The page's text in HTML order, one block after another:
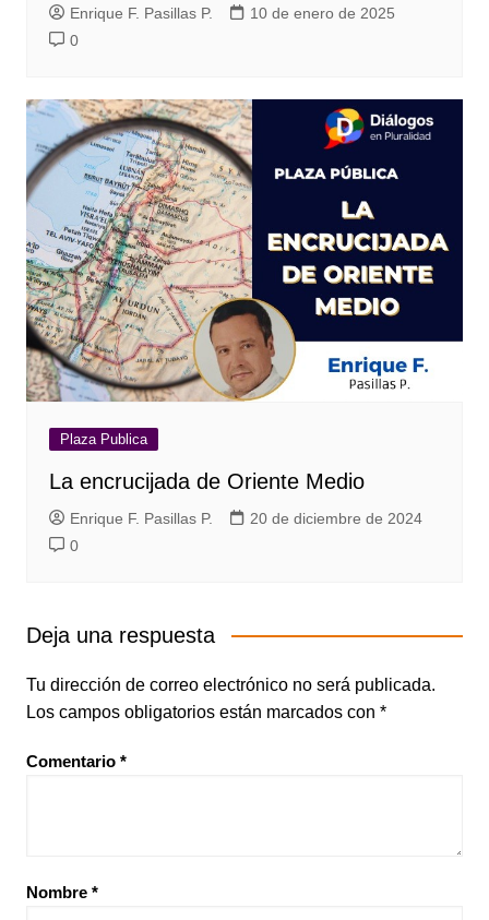
Enrique F. Pasillas P.
10 de enero de 2025
0
Plaza Publica
La encrucijada de Oriente Medio
Enrique F. Pasillas P.
20 de diciembre de 2024
0
Deja una respuesta
Tu dirección de correo electrónico no será publicada.
Los campos obligatorios están marcados con *
Comentario *
Nombre *